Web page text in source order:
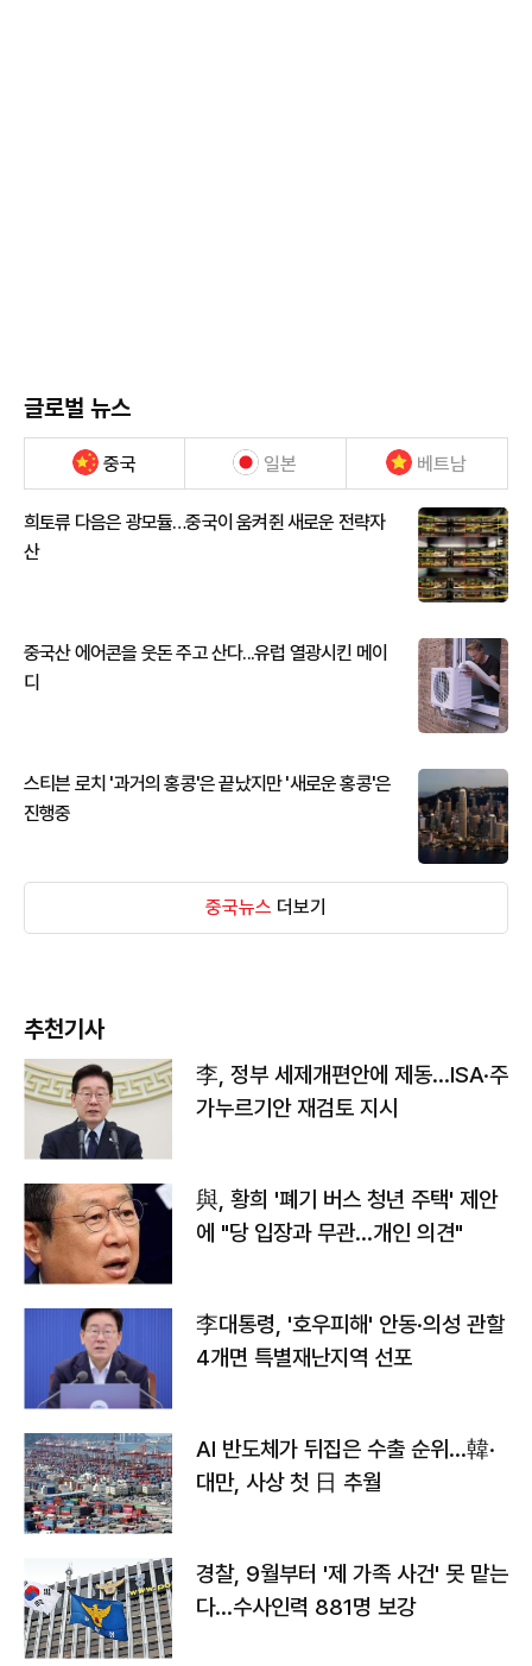
글로벌 뉴스
중국 일본 베트남
희토류 다음은 광모듈…중국이 움켜쥔 새로운 전략자
산
중국산 에어콘을 웃돈 주고 산다...유럽 열광시킨 메이
디
스티븐 로치 '과거의 홍콩'은 끝났지만 '새로운 홍콩'은
진행중
중국뉴스 더보기
추천기사
李, 정부 세제개편안에 제동…ISA·주
가누르기안 재검토 지시
與, 황희 '폐기 버스 청년 주택' 제안
에 "당 입장과 무관…개인 의견"
李대통령, '호우피해' 안동·의성 관할
4개면 특별재난지역 선포
AI 반도체가 뒤집은 수출 순위…韓·
대만, 사상 첫 日 추월
경찰, 9월부터 '제 가족 사건' 못 맡는
다…수사인력 881명 보강